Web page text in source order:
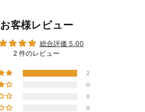
お客様レビュー
総合評価 5.00
2 件のレビュー
2
0
0
0